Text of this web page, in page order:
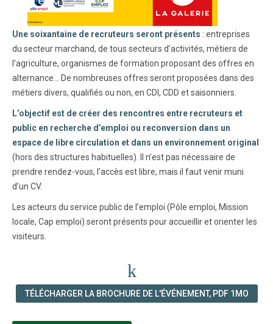
Une soixantaine de recruteurs seront présents : entreprises
du secteur marchand, de tous secteurs d’activités, métiers de
l’agriculture, organismes de formation proposant des offres en
alternance... De nombreuses offres seront proposées dans des
métiers divers, qualifiés ou non, en CDI, CDD et saisonniers.
L’objectif est de créer des rencontres entre recruteurs et
public en recherche d’emploi ou reconversion dans un
espace de libre circulation et dans un environnement original
(hors des structures habituelles). Il n’est pas nécessaire de
prendre rendez-vous, l’accès est libre, mais il faut venir muni
d’un CV.
Les acteurs du service public de l’emploi (Pôle emploi, Mission
locale, Cap emploi) seront présents pour accueillir et orienter les
visiteurs.
TÉLÉCHARGER LA BROCHURE DE L'ÉVÉNEMENT, PDF 1MO